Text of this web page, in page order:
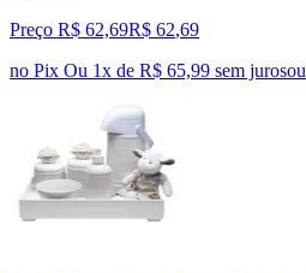
Preço R$ 62,69R$ 62,69
no Pix Ou 1x de R$ 65,99 sem jurosou